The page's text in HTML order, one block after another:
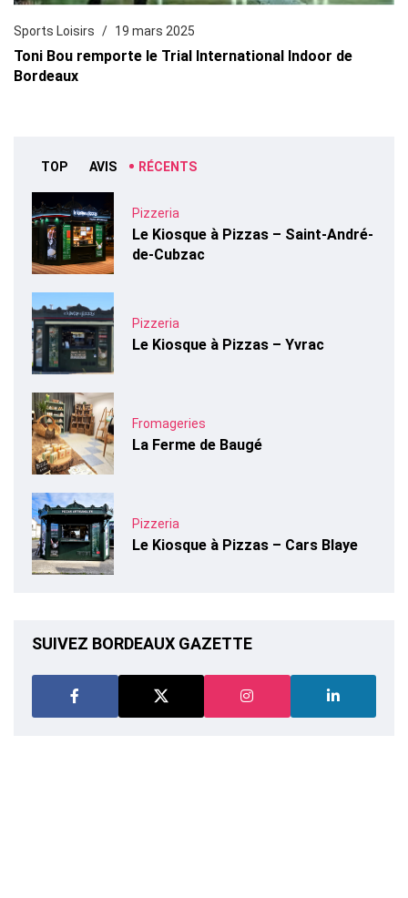
Sports Loisirs 19 mars 2025
Toni Bou remporte le Trial International Indoor de
Bordeaux
TOP AVIS RÉCENTS
Pizzeria
Le Kiosque à Pizzas – Saint-André-
de-Cubzac
Pizzeria
Le Kiosque à Pizzas – Yvrac
Fromageries
La Ferme de Baugé
Pizzeria
Le Kiosque à Pizzas – Cars Blaye
SUIVEZ BORDEAUX GAZETTE